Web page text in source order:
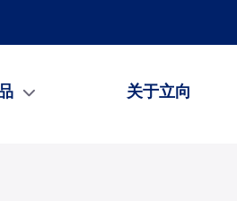
关于立向